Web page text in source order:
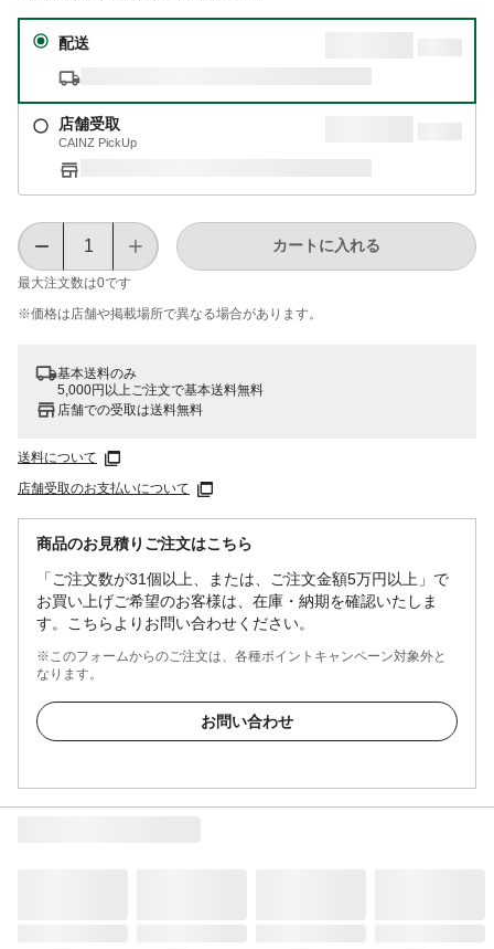
配送
店舗受取
CAINZ PickUp
最大注文数は0です
カートに入れる
※価格は​店舗や​掲載場所で​異なる​場合が​あります。
基本送料のみ
5,000円以上ご注文で基本送料無料
店舗での受取は送料無料
送料について
店舗受取のお支払いについて
商品のお見積りご注文はこちら
「ご注文数が31個以上、または、ご注文金額5万円以上」で
お買い上げご希望のお客様は、在庫・納期を確認いたしま
す。こちらよりお問い合わせください。
※このフォームからのご注文は、各種ポイントキャンペーン対象外と
なります。
お問い合わせ